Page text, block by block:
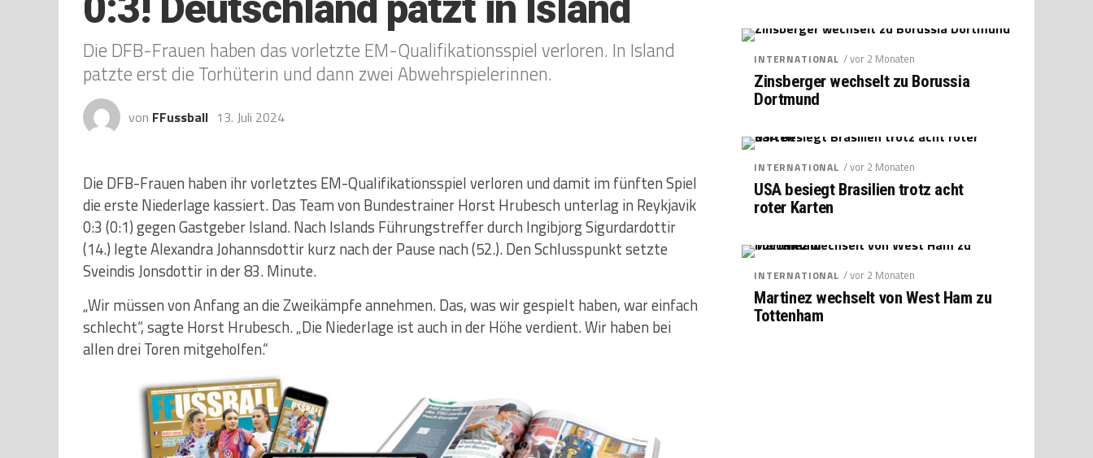
Die DFB-Frauen haben das vorletzte EM-Qualifikationsspiel verloren. In Island
patzte erst die Torhüterin und dann zwei Abwehrspielerinnen.
von FFussball 13. Juli 2024
Die DFB-Frauen haben ihr vorletztes EM-Qualifikationsspiel verloren und damit im fünften Spiel
die erste Niederlage kassiert. Das Team von Bundestrainer Horst Hrubesch unterlag in Reykjavik
0:3 (0:1) gegen Gastgeber Island. Nach Islands Führungstreffer durch Ingibjorg Sigurdardottir
(14.) legte Alexandra Johannsdottir kurz nach der Pause nach (52.). Den Schlusspunkt setzte
Sveindis Jonsdottir in der 83. Minute.
„Wir müssen von Anfang an die Zweikämpfe annehmen. Das, was wir gespielt haben, war einfach
schlecht“, sagte Horst Hrubesch. „Die Niederlage ist auch in der Höhe verdient. Wir haben bei
allen drei Toren mitgeholfen.“
INTERNATIONAL / vor 2 Monaten
Zinsberger wechselt zu Borussia
Dortmund
INTERNATIONAL / vor 2 Monaten
USA besiegt Brasilien trotz acht
roter Karten
INTERNATIONAL / vor 2 Monaten
Martinez wechselt von West Ham zu
Tottenham